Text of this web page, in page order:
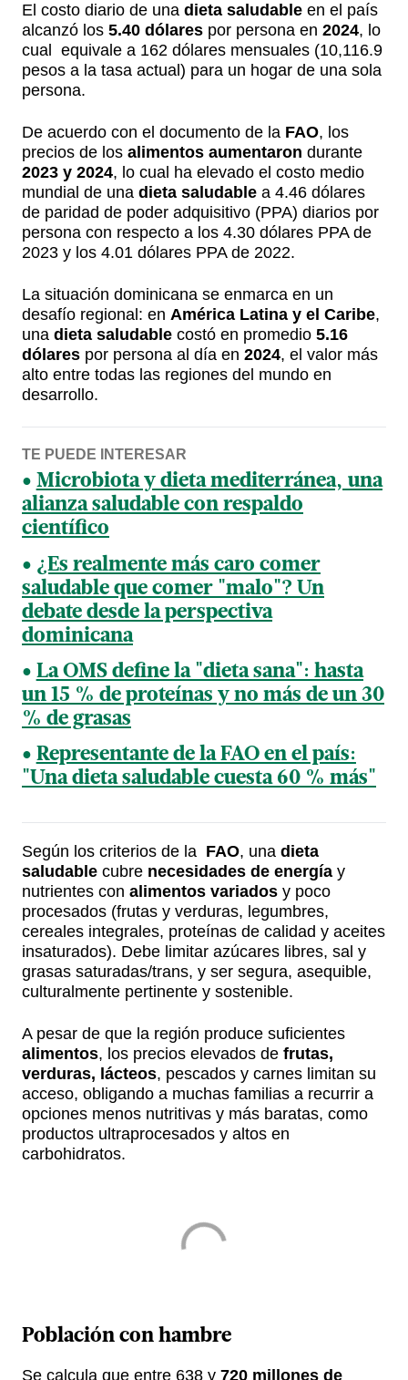
El costo diario de una dieta saludable en el país
alcanzó los 5.40 dólares por persona en 2024, lo
cual equivale a 162 dólares mensuales (10,116.9
pesos a la tasa actual) para un hogar de una sola
persona.
De acuerdo con el documento de la FAO, los
precios de los alimentos aumentaron durante
2023 y 2024, lo cual ha elevado el costo medio
mundial de una dieta saludable a 4.46 dólares
de paridad de poder adquisitivo (PPA) diarios por
persona con respecto a los 4.30 dólares PPA de
2023 y los 4.01 dólares PPA de 2022.
La situación dominicana se enmarca en un
desafío regional: en América Latina y el Caribe,
una dieta saludable costó en promedio 5.16
dólares por persona al día en 2024, el valor más
alto entre todas las regiones del mundo en
desarrollo.
TE PUEDE INTERESAR
Microbiota y dieta mediterránea, una
alianza saludable con respaldo
científico
¿Es realmente más caro comer
saludable que comer "malo"? Un
debate desde la perspectiva
dominicana
La OMS define la "dieta sana": hasta
un 15 % de proteínas y no más de un 30
% de grasas
Representante de la FAO en el país:
"Una dieta saludable cuesta 60 % más"
Según los criterios de la FAO, una dieta
saludable cubre necesidades de energía y
nutrientes con alimentos variados y poco
procesados (frutas y verduras, legumbres,
cereales integrales, proteínas de calidad y aceites
insaturados). Debe limitar azúcares libres, sal y
grasas saturadas/trans, y ser segura, asequible,
culturalmente pertinente y sostenible.
A pesar de que la región produce suficientes
alimentos, los precios elevados de frutas,
verduras, lácteos, pescados y carnes limitan su
acceso, obligando a muchas familias a recurrir a
opciones menos nutritivas y más baratas, como
productos ultraprocesados y altos en
carbohidratos.
Población con hambre
Se calcula que entre 638 y 720 millones de